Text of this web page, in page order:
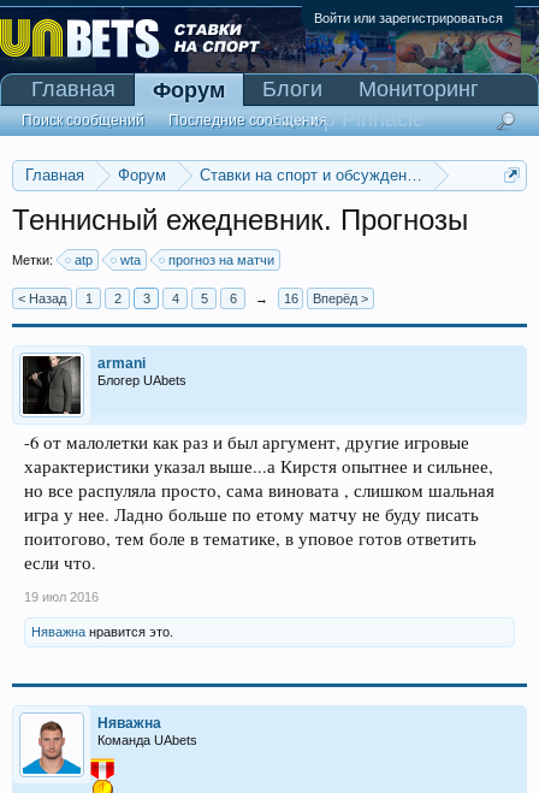
Войти или зарегистрироваться
Главная Форум
Ставки на спорт и обсуждение спортивных
Обсуждение ставок на теннис
Теннисный ежедневник. Прогнозы
Метки: atp wta прогноз на матчи
< Назад 1 2 3 4 5 6 → 16 Вперёд >
armani
Блогер UAbets
-6 от малолетки как раз и был аргумент, другие игровые
характеристики указал выше...а Кирстя опытнее и сильнее,
но все распуляла просто, сама виновата , слишком шальная
игра у нее. Ладно больше по етому матчу не буду писать
поитогово, тем боле в тематике, в уповое готов ответить
если что.
19 июл 2016
Няважна нравится это.
Няважна
Команда UAbets
Главная Форум
Поиск сообщений Последние сообщения
Блоги
Мониторинг
Сканер Pinnacle